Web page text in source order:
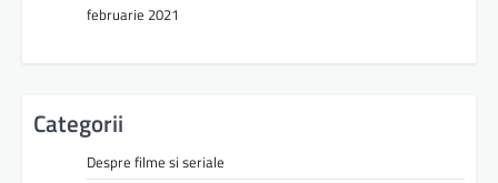
februarie 2021
Categorii
Despre filme si seriale